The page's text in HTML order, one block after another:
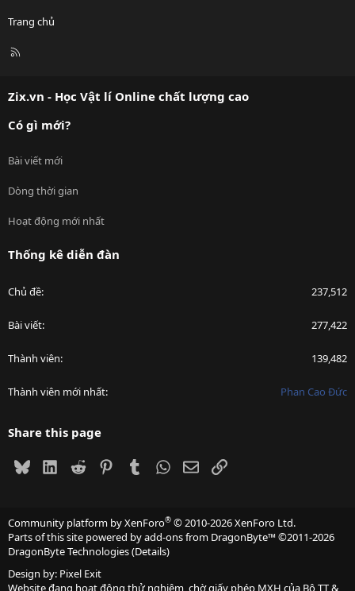
Trang chủ
R
Zix.vn - Học Vật lí Online chất lượng cao
Có gì mới?
Bài viết mới
Dòng thời gian
Hoạt động mới nhất
Thống kê diễn đàn
Chủ đề 237,512
Bài viết 277,422
Thành viên 139,482
Thành viên mới nhất Phan Cao Đức
Share this page
BlueskyLinkedIn
Reddit PinterestTumblrWhatsApp
EmailLink
Community platform by XenForo® © 2010-2026 XenForo Ltd.
Parts of this site powered byadd-ons from DragonByte™©2011-2026
DragonByte Technologies(Details)
Design by: Pixel Exit
Website đang hoạt động thử nghiệm, chờ giấy phép MXH của Bộ TT &